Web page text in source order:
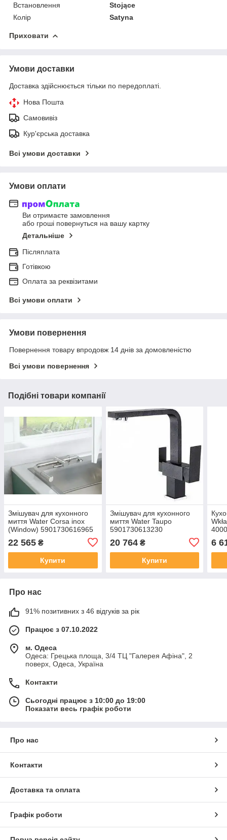
Встановлення
Stojące
Колір
Satyna
Приховати
Умови доставки
Доставка здійснюється тільки по передоплаті.
Нова Пошта
Самовивіз
Кур'єрська доставка
Всі умови доставки
Умови оплати
Ви отримаєте замовлення
або гроші повернуться на вашу картку
Детальніше
Післяплата
Готівкою
Оплата за реквізитами
Всі умови оплати
Умови повернення
Повернення товару впродовж 14 днів за домовленістю
Всі умови повернення
Подібні товари компанії
Змішувач для кухонного
миття Water Corsa inox
(Window) 5901730616965
22 565 ₴
Купити
Змішувач для кухонного
миття Water Taupo
5901730613230
20 764₴
Купити
6
Про нас
91% позитивних з 46 відгуків за рік
Працює з 07.10.2022
м. Одеса
Одеса: Грецька площа, 3/4 ТЦ "Галерея Афіна", 2
поверх, Одеса, Україна
Контакти
Сьогодні працює з 10:00 до 19:00
Показати весь графік роботи
Про нас
Контакти
Доставка та оплата
Графік роботи